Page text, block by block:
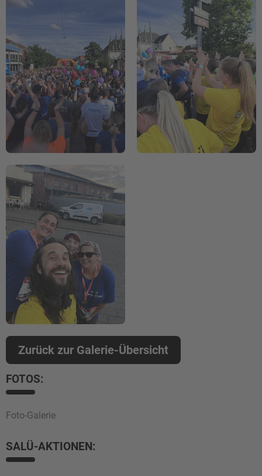
Zurück zur Galerie-Übersicht
FOTOS:
Foto-Galerie
SALÜ-AKTIONEN: